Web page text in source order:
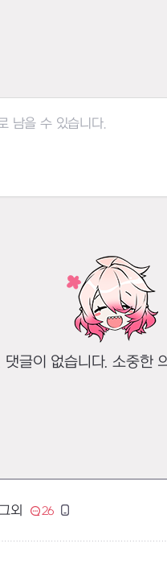
댓글이 없습니다. 소중한
외 26